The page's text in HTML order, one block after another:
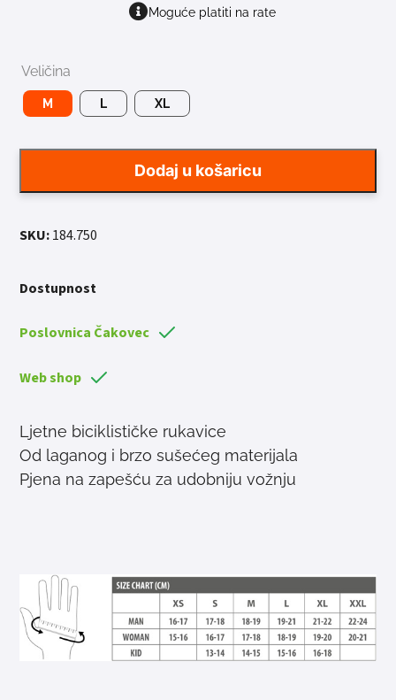
Moguće platiti na rate
Veličina
M L XL
Dodaj u košaricu
SKU:184.750
Dostupnost
Poslovnica Čakovec
Web shop
Ljetne biciklističke rukavice
Od laganog i brzo sušećeg materijala
Pjena na zapešću za udobniju vožnju